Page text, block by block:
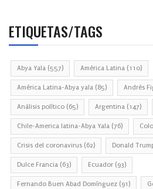
ETIQUETAS/TAGS
Abya Yala (557) América Latina (110)
América Latina-Abya yala (85) Andrés
Análisis político (65) Argentina (147)
Chile-America latina-Abya Yala (76)
Crisis del coronavirus (62) Donald
Dulce Francia (63) Ecuador (93)
Fernando Buen Abad Domínguez (91)